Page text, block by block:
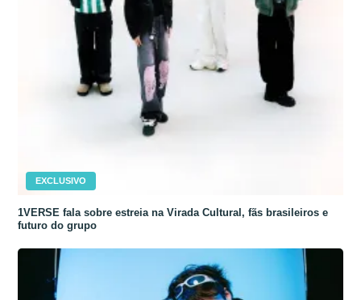
EXCLUSIVO
1VERSE fala sobre estreia na Virada Cultural, fãs brasileiros e
futuro do grupo